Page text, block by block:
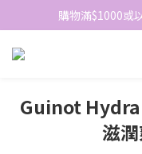
網站免費登記會
購物滿$1000或
網站免費登記會
Guinot
滋